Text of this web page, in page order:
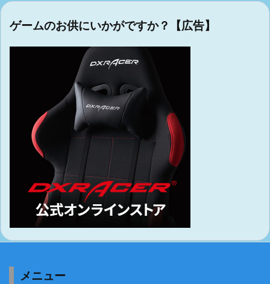
ゲームのお供にいかがですか？【広告】
メニュー